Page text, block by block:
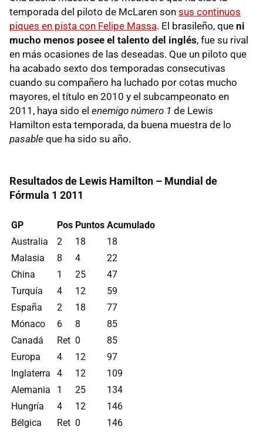
temporada del piloto de McLaren son sus continuos
piques en pista con Felipe Massa. El brasileño, que ni
mucho menos posee el talento del inglés, fue su rival
en más ocasiones de las deseadas. Que un piloto que
ha acabado sexto dos temporadas consecutivas
cuando su compañero ha luchado por cotas mucho
mayores, el título en 2010 y el subcampeonato en
2011, haya sido el enemigo número 1 de Lewis
Hamilton esta temporada, da buena muestra de lo
pasable que ha sido su año.
Resultados de Lewis Hamilton – Mundial de
Fórmula 1 2011
GP Pos Puntos Acumulado
Australia
2 18
18
Malasia
8 4
22
China
1 25
47
Turquía
4 12
59
España
2 18
77
Mónaco
6 8
85
Canadá
Ret 0
85
Europa
4 12
97
Inglaterra
4 12
109
Alemania
1 25
134
Hungría
4 12
146
Bélgica
Ret 0
146